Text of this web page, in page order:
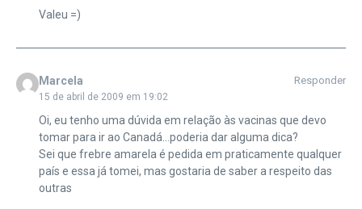
Valeu =)
Marcela
15 de abril de 2009 em 19:02
Responder
Oi, eu tenho uma dúvida em relação às vacinas que devo
tomar para ir ao Canadá…poderia dar alguma dica?
Sei que frebre amarela é pedida em praticamente qualquer
país e essa já tomei, mas gostaria de saber a respeito das
outras